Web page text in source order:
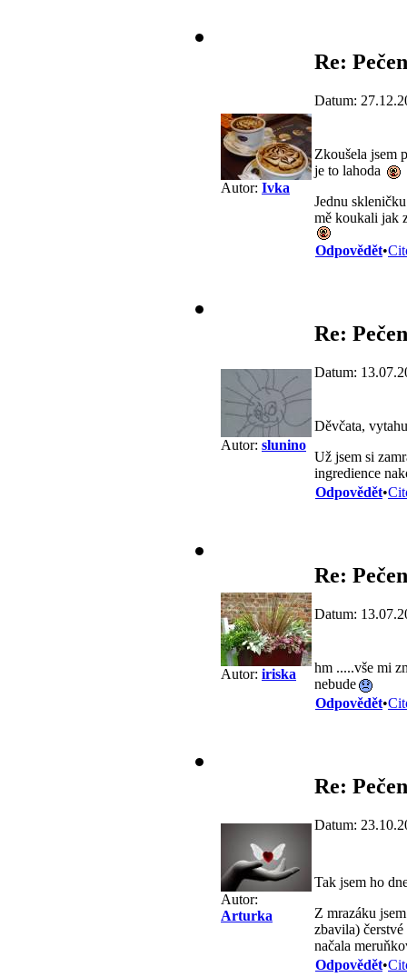
Autor: Ivka
Re:
Datum:
Zkoušela jsem
je to lahoda
Jednu
mě koukali jak
Odpovědět•
Autor: slunino
Re:
Datum:
Děvčata,
Už jsem si
ingredience
Odpovědět•
Autor: iriska
Re:
Datum:
hm .....vše mi
nebude
Odpovědět•
Autor:
Arturka
Re:
Datum:
Tak jsem ho
Z mrazáku
zbavila)
načala
Odpovědět•